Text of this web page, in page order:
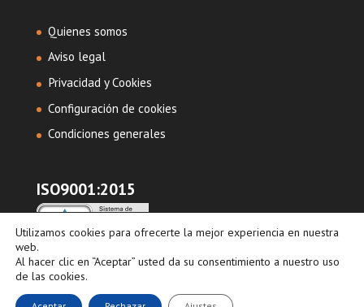
Quienes somos
Aviso legal
Privacidad y Cookies
Configuración de cookies
Condiciones generales
ISO9001:2015
Utilizamos cookies para ofrecerte la mejor experiencia en nuestra
web.
Al hacer clic en “Aceptar” usted da su consentimiento a nuestro uso
de las cookies.